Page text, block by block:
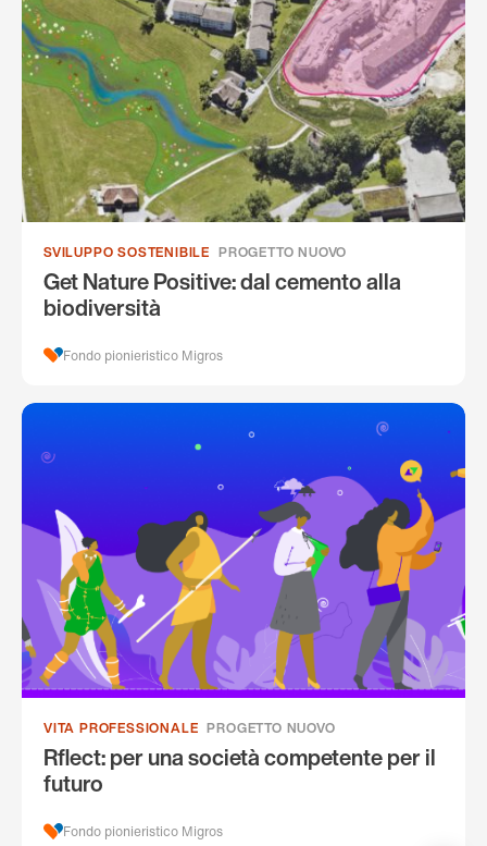
SVILUPPO SOSTENIBILE PROGETTO NUOVO
Get Nature Positive: dal cemento alla
biodiversità
Fondo pionieristico Migros
VITA PROFESSIONALE PROGETTO NUOVO
Rflect: per una società competente per il
futuro
Fondo pionieristico Migros